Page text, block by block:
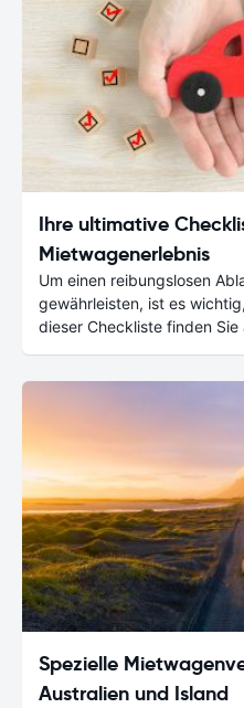
Ihre ultimative
Mietwagenerlebnis
Um einen reibungslosen
gewährleisten, ist es
dieser Checkliste finden Sie
Spezielle
Australien und Island